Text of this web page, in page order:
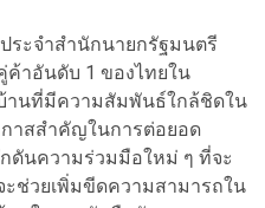
ระจำสำนักนายกรัฐมนตรี
ค้าอันดับ 1 ของไทยใน
านที่มีความสัมพันธ์ใกล้ชิดใน
กาสสำคัญในการต่อยอด
ดันความร่วมมือใหม่ ๆ ที่จะ
ช่วยเพิ่มขีดความสามารถใน